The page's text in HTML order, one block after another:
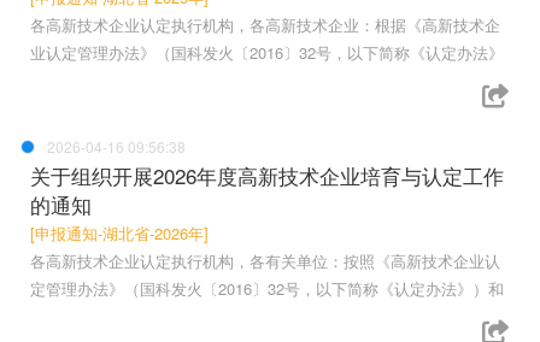
各高新技术企业认定执行机构，各高新技术企业：根据《高新技术企
业认定管理办法》（国科发火〔2016〕32号，以下简称《认定办法》
2026-04-16 09:56:38
关于组织开展2026年度高新技术企业培育与认定工作
的通知
[申报通知-湖北省-2026年]
各高新技术企业认定执行机构，各有关单位：按照《高新技术企业认
定管理办法》（国科发火〔2016〕32号，以下简称《认定办法》）和